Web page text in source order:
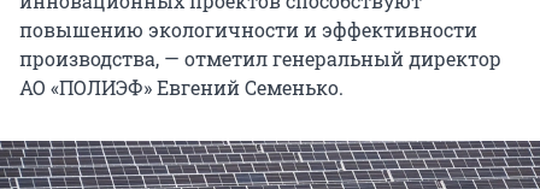
повышению экологичности и эффективности
производства, — отметил генеральный директор
АО «ПОЛИЭФ» Евгений Семенько.